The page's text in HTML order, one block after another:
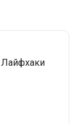
Лайфхаки